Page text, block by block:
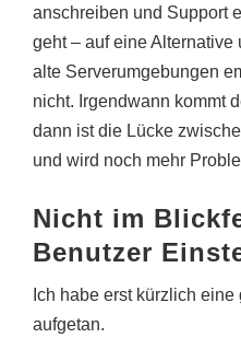
anschreiben und Support
geht – auf eine
alte Serverumgebungen
nicht. Irgendwann kommt
dann ist die Lücke
und wird noch mehr
Nicht im
Benutzer
Ich habe erst kürzlich
aufgetan.